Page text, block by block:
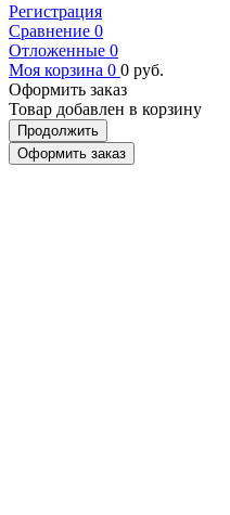
Регистрация
Сравнение 0
Отложенные 0
Моя корзина 0 0 руб.
Оформить заказ
Товар добавлен в корзину
Продолжить
Оформить заказ